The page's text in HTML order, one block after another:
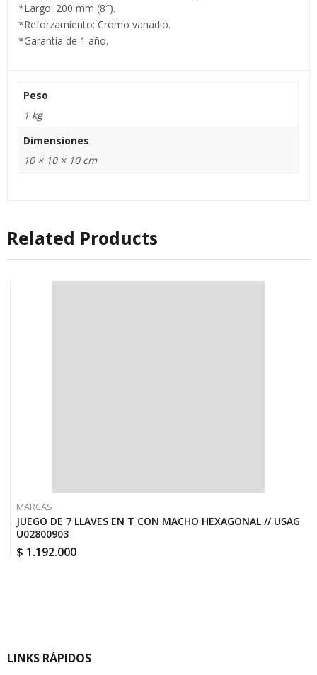
*Largo: 200 mm (8″).
*Reforzamiento: Cromo vanadio.
*Garantía de 1 año.
Peso
1 kg
Dimensiones
10 × 10 × 10 cm
Related Products
MARCAS
JUEGO DE 7 LLAVES EN T CON MACHO HEXAGONAL // USAG
U02800903
$ 1.192.000
LINKS RÁPIDOS